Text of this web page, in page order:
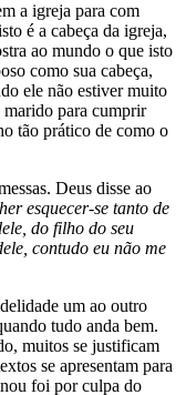
a igreja para com
é a cabeça da igreja,
ao mundo o que isto
como sua cabeça,
ele não estiver muito
para cumprir
tão prático de como o
Deus disse ao
esquecer-se tanto de
do filho do seu
contudo eu não me
um ao outro
tudo anda bem.
muitos se justificam
se apresentam para
foi por culpa do